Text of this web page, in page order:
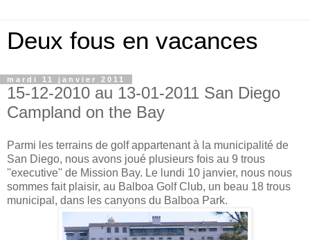
Deux fous en vacances
mardi 11 janvier 2011
15-12-2010 au 13-01-2011 San Diego
Campland on the Bay
Parmi les terrains de golf appartenant à la municipalité de
San Diego, nous avons joué plusieurs fois au 9 trous
''executive'' de Mission Bay. Le lundi 10 janvier, nous nous
sommes fait plaisir, au Balboa Golf Club, un beau 18 trous
municipal, dans les canyons du Balboa Park.